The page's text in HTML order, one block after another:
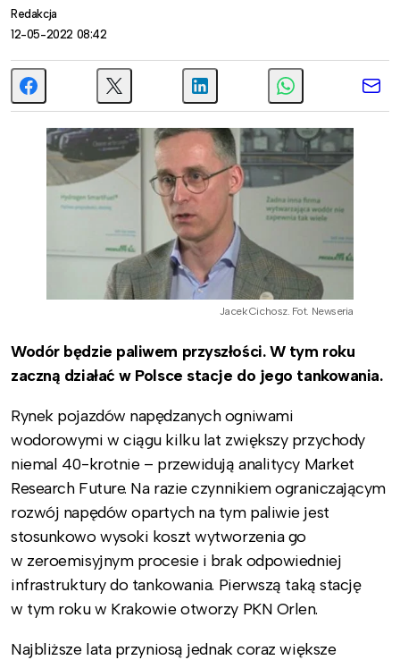
Redakcja
12-05-2022 08:42
Jacek Cichosz. Fot. Newseria
Wodór będzie paliwem przyszłości. W tym roku
zaczną działać w Polsce stacje do jego tankowania.
Rynek pojazdów napędzanych ogniwami
wodorowymi w ciągu kilku lat zwiększy przychody
niemal 40-krotnie – przewidują analitycy Market
Research Future. Na razie czynnikiem ograniczającym
rozwój napędów opartych na tym paliwie jest
stosunkowo wysoki koszt wytworzenia go
w zeroemisyjnym procesie i brak odpowiedniej
infrastruktury do tankowania. Pierwszą taką stację
w tym roku w Krakowie otworzy PKN Orlen.
Najbliższe lata przyniosą jednak coraz większe